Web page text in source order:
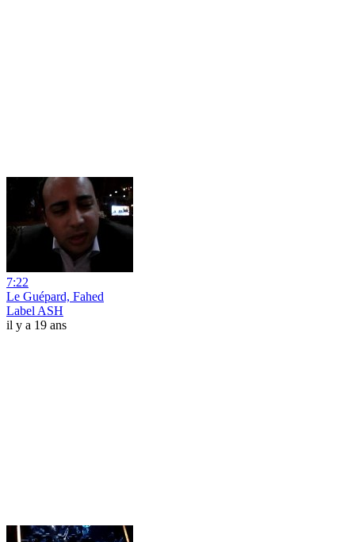
7:22
Le Guépard, Fahed
Label ASH
il y a 19 ans